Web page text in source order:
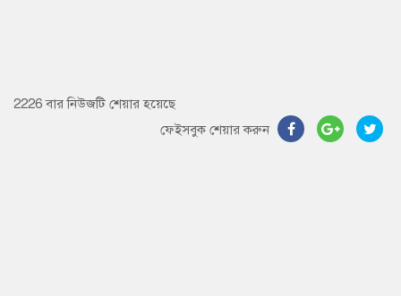
2226 বার নিউজটি শেয়ার হয়েছে
ফেইসবুক শেয়ার করুন